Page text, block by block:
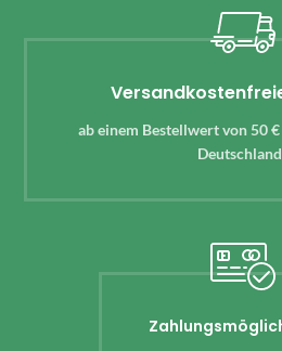
ab einem Bestellwert von 50